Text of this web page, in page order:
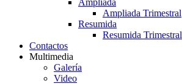
Ampliada
Ampliada Trimestral
Resumida
Resumida Trimestral
Contactos
Multimedia
Galería
Video